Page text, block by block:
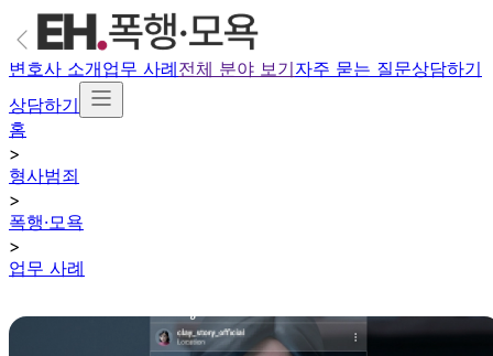
변호사 소개업무 사례전체 분야 보기자주 묻는 질문상담하기
상담하기
홈
>
형사범죄
>
폭행·모욕
>
업무 사례